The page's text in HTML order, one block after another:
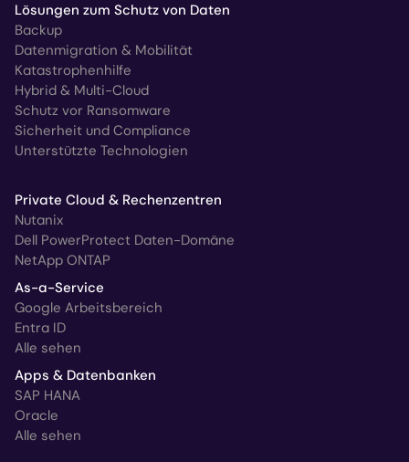
Lösungen zum Schutz von Daten
Backup
Datenmigration & Mobilität
Katastrophenhilfe
Hybrid & Multi-Cloud
Schutz vor Ransomware
Sicherheit und Compliance
Unterstützte Technologien
Private Cloud & Rechenzentren
Nutanix
Dell PowerProtect Daten-Domäne
NetApp ONTAP
As-a-Service
Google Arbeitsbereich
Entra ID
Alle sehen
Apps & Datenbanken
SAP HANA
Oracle
Alle sehen